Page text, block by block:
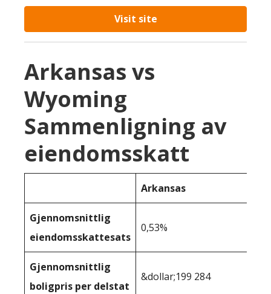
Visit site
Arkansas vs
Wyoming
Sammenligning av
eiendomsskatt
Arkansas
Gjennomsnittlig
eiendomsskattesats
0,53%
Gjennomsnittlig
boligpris per delstat
&dollar;199 284